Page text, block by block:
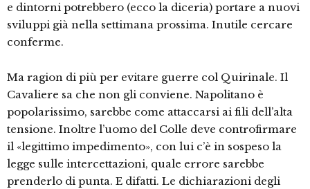
e dintorni potrebbero (ecco la diceria) portare a nuovi
sviluppi già nella settimana prossima. Inutile cercare
conferme.
Ma ragion di più per evitare guerre col Quirinale. Il
Cavaliere sa che non gli conviene. Napolitano è
popolarissimo, sarebbe come attaccarsi ai fili dell’alta
tensione. Inoltre l’uomo del Colle deve controfirmare
il «legittimo impedimento», con lui c’è in sospeso la
legge sulle intercettazioni, quale errore sarebbe
prenderlo di punta. E difatti. Le dichiarazioni degli